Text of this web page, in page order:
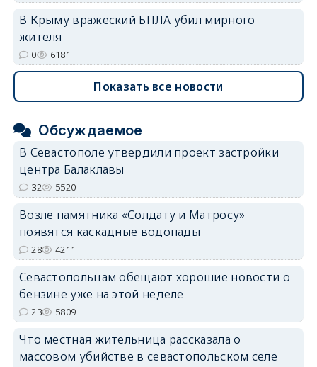
В Крыму вражеский БПЛА убил мирного
жителя
0 6181
Показать все новости
Обсуждаемое
В Севастополе утвердили проект застройки
центра Балаклавы
32 5520
Возле памятника «Солдату и Матросу»
появятся каскадные водопады
28 4211
Севастопольцам обещают хорошие новости о
бензине уже на этой неделе
23 5809
Что местная жительница рассказала о
массовом убийстве в севастопольском селе